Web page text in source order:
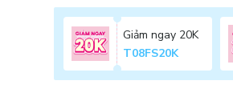
Giảm ngay 20K
T08FS20K